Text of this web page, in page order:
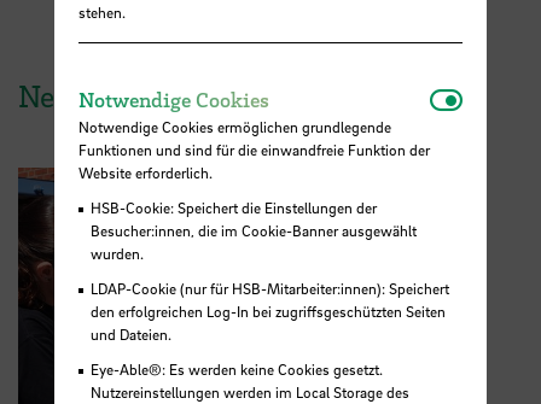
News aus der HSB
stehen.
Notwendige Cookies
Notwendige Cookies ermöglichen grundlegende
Funktionen und sind für die einwandfreie Funktion der
Website erforderlich.
HSB-Cookie: Speichert die Einstellungen der
Besucher:innen, die im Cookie-Banner ausgewählt
wurden.
LDAP-Cookie (nur für HSB-Mitarbeiter:innen): Speichert
den erfolgreichen Log-In bei zugriffsgeschützten Seiten
und Dateien.
Eye-Able®: Es werden keine Cookies gesetzt.
Nutzereinstellungen werden im Local Storage des